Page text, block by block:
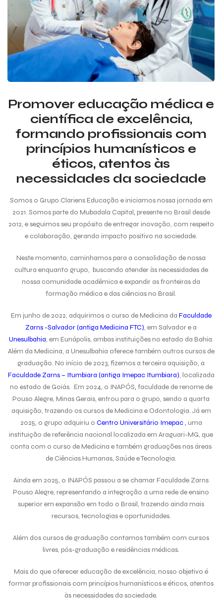
Promover educação médica e
científica de excelência,
formando profissionais com
princípios humanísticos e
éticos, atentos às
necessidades da sociedade
Somos o Grupo Clariens Educação e iniciamos nossa jornada em
2021. Somos parte do Mubadala Capital, presente no Brasil desde
2012, e seguimos seu propósito de entregar inovação, com respeito
e colaboração, gerando impacto positivo na sociedade.
Neste momento, caminhamos para a consolidação de nossa
cultura enquanto grupo, buscando atender às necessidades de
nossa comunidade acadêmica e expandir as fronteiras da
formação médica e das ciências no Brasil.
Em junho de 2022, adquirimos o curso de Medicina da Faculdade
Zarns -Salvador (antiga Medicina FTC), em Salvador e a
Unesulbahia, em Eunápolis, ambas instituições no estado da Bahia.
Além da Medicina, a Unesulbahia oferece também outros cursos de
graduação. No início de 2023, fizemos a terceira aquisição, a
Faculdade Zarns – Itumbiara (antiga Imepac Itumbiara), localizada
no estado de Goiás. Em 2024, o INAPÓS, faculdade de renome de
Pouso Alegre, Minas Gerais, entrou para o grupo, sendo a quarta
aquisição, trazendo os cursos de Medicina e Odontologia. Já em
2025, o grupo adquiriu o Centro Universitário Imepac , uma
instituição de referência nacional localizada em Araguari-MG, que
conta com o curso de Medicina e também graduações nas áreas
de Ciências Humanas, Saúde e Tecnologia.
Ainda em 2025, o INAPÓS passou a se chamar Faculdade Zarns
Pouso Alegre, representando a integração a uma rede de ensino
superior em expansão em todo o Brasil, trazendo ainda mais
recursos, tecnologias e oportunidades.
Além dos cursos de graduação contamos também com cursos
livres, pós-graduação e residências médicas.
Mais do que oferecer educação de excelência, nosso objetivo é
formar profissionais com princípios humanísticos e éticos, atentos
às necessidades da sociedade.